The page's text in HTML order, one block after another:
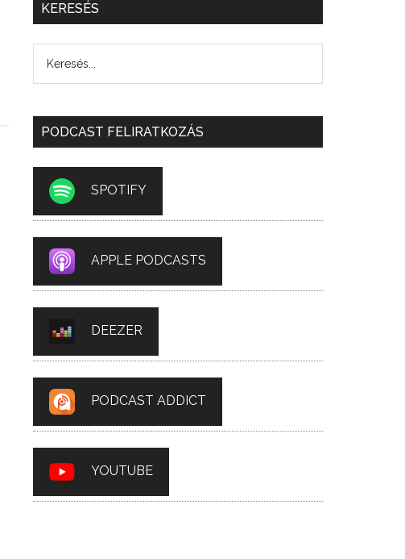
KERESÉS
PODCAST FELIRATKOZÁS
SPOTIFY
APPLE PODCASTS
DEEZER
PODCAST ADDICT
YOUTUBE